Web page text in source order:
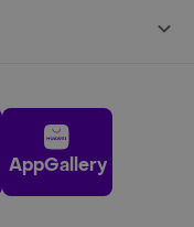
AppGallery